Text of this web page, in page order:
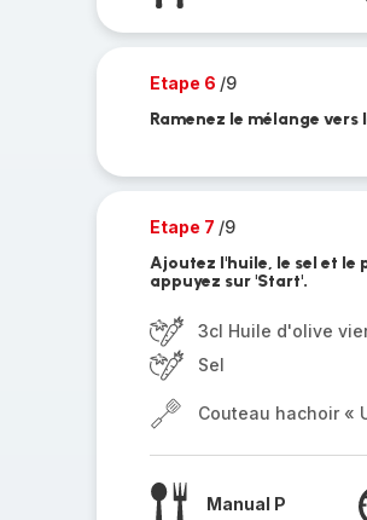
Etape 6 /9
Ramenez le mélange
Etape 7 /9
Ajoutez l'huile, le sel et le
appuyez sur 'Start'.
3cl Huile d'olive
Sel
Couteau hachoir «
Manual P